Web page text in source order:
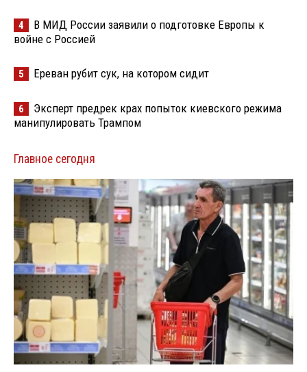
4
В МИД России заявили о подготовке Европы к
войне с Россией
5 Ереван рубит сук, на котором сидит
6
Эксперт предрек крах попыток киевского режима
манипулировать Трампом
Главное сегодня